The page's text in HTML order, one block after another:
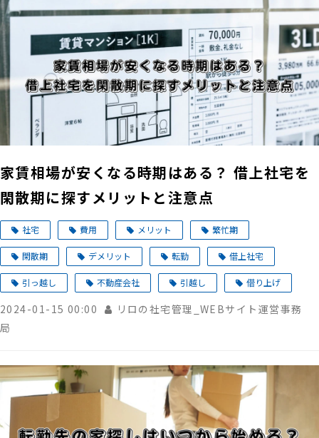
家賃相場が安くなる時期はある？ 借上社宅を
閑散期に探すメリットと注意点
社宅 費用 メリット 繁忙期
閑散期 デメリット 転勤 借上社宅
引っ越し 不動産会社 引越し 借り上げ
2024-01-15 00:00
リロの社宅管理_WEBサイト運営事務
局